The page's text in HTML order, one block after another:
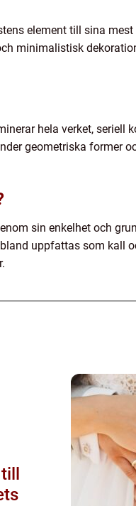
element till sina mest
minimalistisk
hela verket, seriell
geometriska former
sin enkelhet och
uppfattas som kall